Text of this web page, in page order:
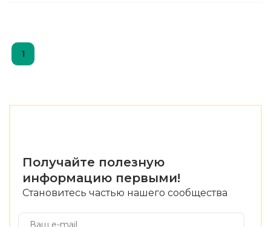
1
Получайте полезную
информацию первыми!
Становитесь частью нашего сообщества